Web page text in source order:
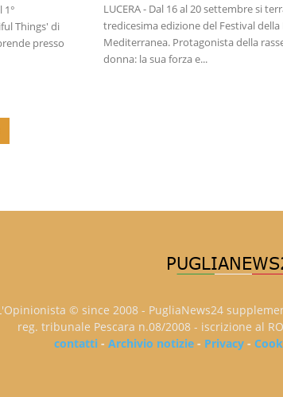
1°
Things' di
presso
LUCERA - Dal 16 al 20 settembre si
tredicesima edizione del Festival
Mediterranea. Protagonista della
donna: la sua forza e...
© since 2008 - PugliaNews24
reg. tribunale Pescara n.08/2008 - iscrizione al
contatti -Archivio notizie - Privacy -